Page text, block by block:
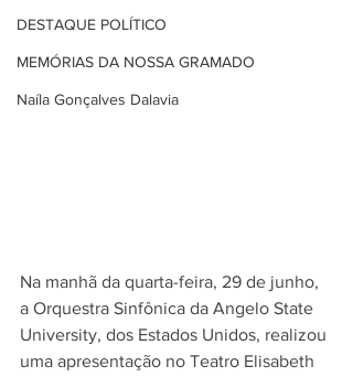
DESTAQUE POLÍTICO
MEMÓRIAS DA NOSSA GRAMADO
Naíla Gonçalves Dalavia
Na manhã da quarta-feira, 29 de junho,
a Orquestra Sinfônica da Angelo State
University, dos Estados Unidos, realizou
uma apresentação no Teatro Elisabeth